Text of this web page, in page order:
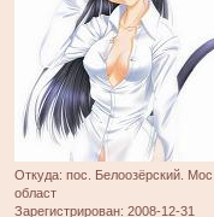
Откуда: пос. Белоозёрский. Мос.
област
Зарегистрирован: 2008-12-31